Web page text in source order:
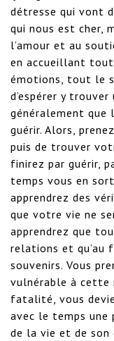
détresse qui vont
qui nous est cher,
l’amour et au
en accueillant
émotions, tout le
d’espérer y
généralement que
guérir. Alors,
puis de trouver
finirez par guérir,
temps vous en
apprendrez des
que votre vie ne
apprendrez que
relations et qu’au
souvenirs. Vous
vulnérable à cette
fatalité, vous
avec le temps une
de la vie et de son